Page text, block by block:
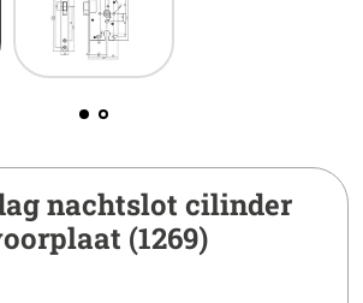
nachtslot cilinder
(1269)